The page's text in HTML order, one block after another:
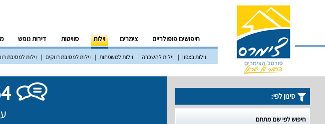
חיפושים פופולריים צימרים וילות סוויטות דירות נופש
וילות בצפון וילות להשכרה וילות למשפחות וילות למסיבת רווקים וילות למסיבת
על 392
סינון לפי:
חיפוש לפי שם מתחם